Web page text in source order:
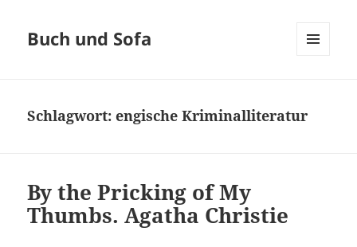
Buch und Sofa
Schlagwort:engische Kriminalliteratur
By the Pricking of My
Thumbs. Agatha Christie